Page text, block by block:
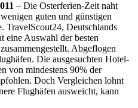
– Die Osterferien-Zeit naht
guten und günstigen
TravelScout24, Deutschlands
eine Auswahl der besten
Abgeflogen
Die ausgesuchten Hotel-
von mindestens 90% der
Doch Vergleichen lohnt
Flughäfen ausweicht, kann